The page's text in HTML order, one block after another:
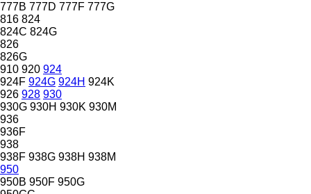
777B 777D 777F 777G
816 824
824C 824G
826
826G
910 920 924
924F 924G 924H 924K
926 928 930
930G 930H 930K 930M
936
936F
938
938F 938G 938H 938M
950
950B 950F 950G